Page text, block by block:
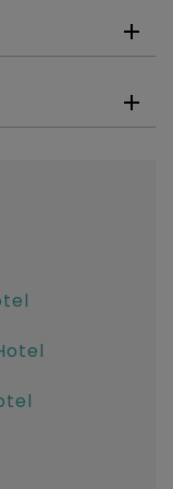
«What gets
“What’s not
etter
og hvordan
i å etablere
jobbe med KPI
til å
et verktøy